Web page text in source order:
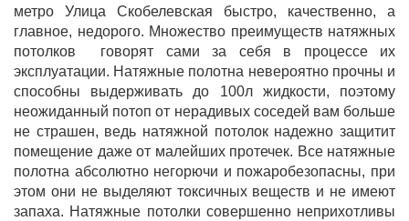
метро Улица Скобелевская быстро, качественно, а
главное, недорого. Множество преимуществ натяжных
потолков говорят сами за себя в процессе их
эксплуатации. Натяжные полотна невероятно прочны и
способны выдерживать до 100л жидкости, поэтому
неожиданный потоп от нерадивых соседей вам больше
не страшен, ведь натяжной потолок надежно защитит
помещение даже от малейших протечек. Все натяжные
полотна абсолютно негорючи и пожаробезопасны, при
этом они не выделяют токсичных веществ и не имеют
запаха. Натяжные потолки совершенно неприхотливы